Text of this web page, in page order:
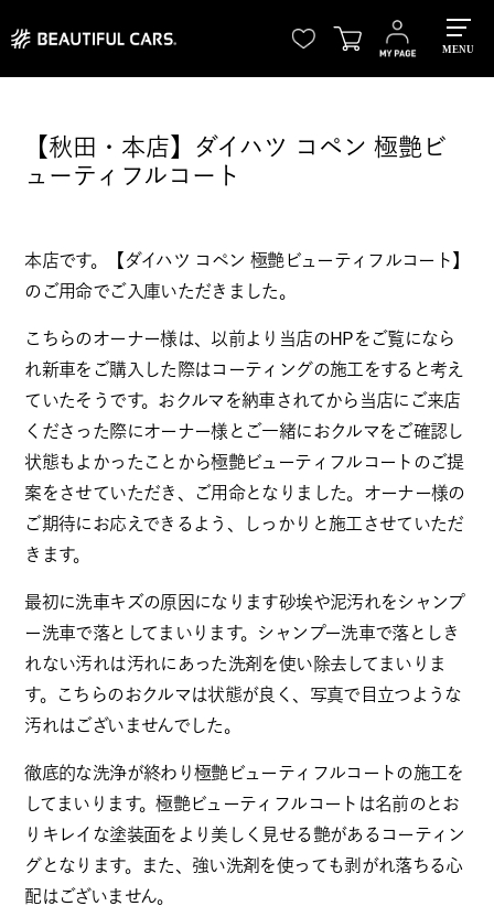
MENU
【秋田・本店】ダイハツ コペン 極艶ビ
ューティフルコート
本店です。【ダイハツ コペン 極艶ビューティフルコート】
のご用命でご入庫いただきました。
こちらのオーナー様は、以前より当店のHPをご覧になら
れ新車をご購入した際はコーティングの施工をすると考え
ていたそうです。おクルマを納車されてから当店にご来店
くださった際にオーナー様とご一緒におクルマをご確認し
状態もよかったことから極艶ビューティフルコートのご提
案をさせていただき、ご用命となりました。オーナー様の
ご期待にお応えできるよう、しっかりと施工させていただ
きます。
最初に洗車キズの原因になります砂埃や泥汚れをシャンプ
ー洗車で落としてまいります。シャンプー洗車で落としき
れない汚れは汚れにあった洗剤を使い除去してまいりま
す。こちらのおクルマは状態が良く、写真で目立つような
汚れはございませんでした。
徹底的な洗浄が終わり極艶ビューティフルコートの施工を
してまいります。極艶ビューティフルコートは名前のとお
りキレイな塗装面をより美しく見せる艶があるコーティン
グとなります。また、強い洗剤を使っても剥がれ落ちる心
配はございません。